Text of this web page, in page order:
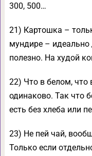
300, 500…
21) Картошка –
мундире –
полезно. На худой
22) Что в белом, что
одинаково. Так что
есть без хлеба или
23) Не пей чай,
Только если